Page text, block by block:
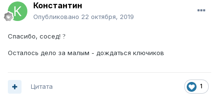
Константин
Опубликовано 22 октября, 2019
Спасибо, сосед! ?
Осталось дело за малым - дождаться ключиков
1
Цитата